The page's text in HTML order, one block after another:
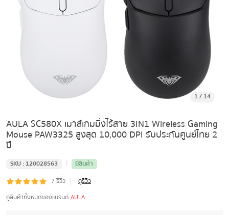
1 / 14
AULA SC580X เมาส์เกมมิ่งไร้สาย 3IN1 Wireless Gaming
Mouse PAW3325 สูงสุด 10,000 DPI รับประกันศูนย์ไทย 2
ปี
SKU : 120028563 |
มีสินค้า
7 รีวิว |
ดูรีวิว
ดูสินค้าทั้งหมดของแบรนด์ AULA